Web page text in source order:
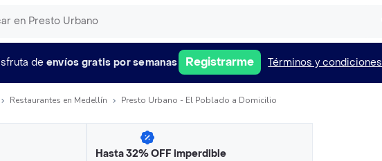
de envíos gratis por semanas Registrarme Términos y condiciones
Restaurantes en Medellín Presto Urbano - El Poblado a Domicilio
Hasta 32% OFF imperdible